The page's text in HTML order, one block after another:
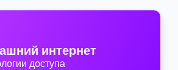
интернет
доступа